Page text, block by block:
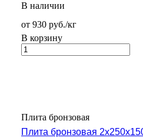
В наличии
от 930 руб./кг
В корзину
Плита бронзовая
Плита бронзовая